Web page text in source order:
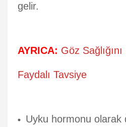
gelir.
AYRICA: Göz
Faydalı Tavsiye
Uyku hormonu olarak